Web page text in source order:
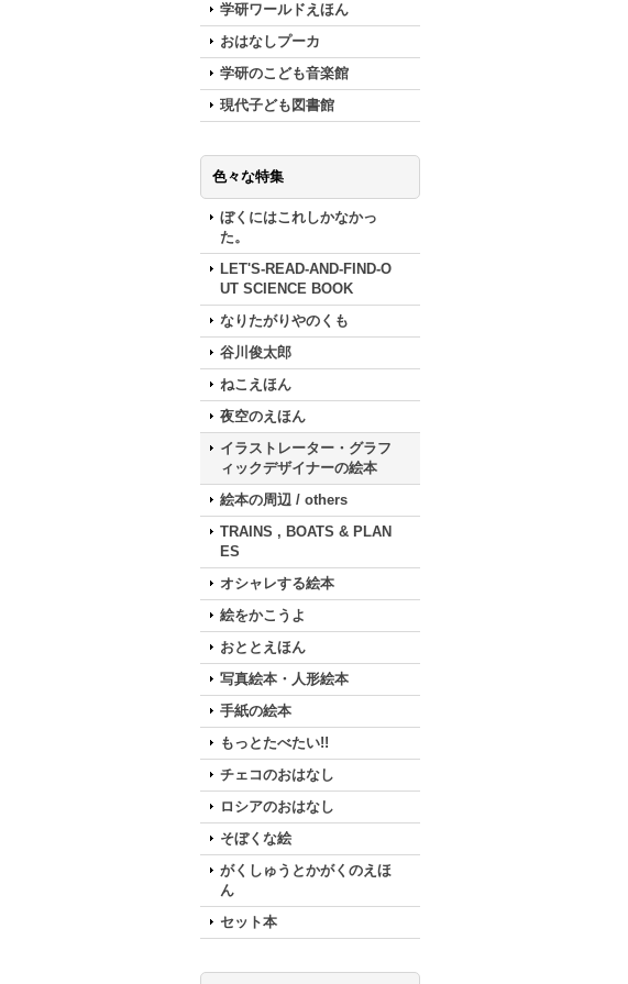
学研ワールドえほん
おはなしプーカ
学研のこども音楽館
現代子ども図書館
色々な特集
ぼくにはこれしかなかっ
た。
LET'S-READ-AND-FIND-O
UT SCIENCE BOOK
なりたがりやのくも
谷川俊太郎
ねこえほん
夜空のえほん
イラストレーター・グラフ
ィックデザイナーの絵本
絵本の周辺 / others
TRAINS , BOATS & PLAN
ES
オシャレする絵本
絵をかこうよ
おととえほん
写真絵本・人形絵本
手紙の絵本
もっとたべたい!!
チェコのおはなし
ロシアのおはなし
そぼくな絵
がくしゅうとかがくのえほ
ん
セット本